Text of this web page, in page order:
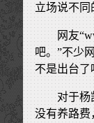
立场说不同
网友
吧。”不少
不是出台了
对于杨
没有养路费